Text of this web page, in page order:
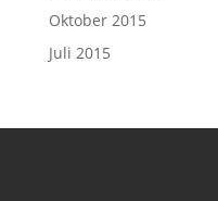
Oktober 2015
Juli 2015